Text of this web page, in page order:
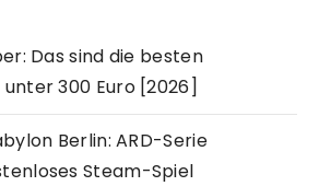
Das sind die besten
300 Euro [2026]
Berlin: ARD-Serie
Steam-Spiel